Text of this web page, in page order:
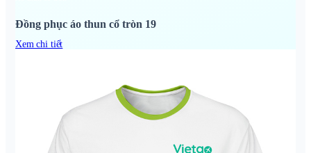
Đồng phục áo thun cổ tròn 19
Xem chi tiết